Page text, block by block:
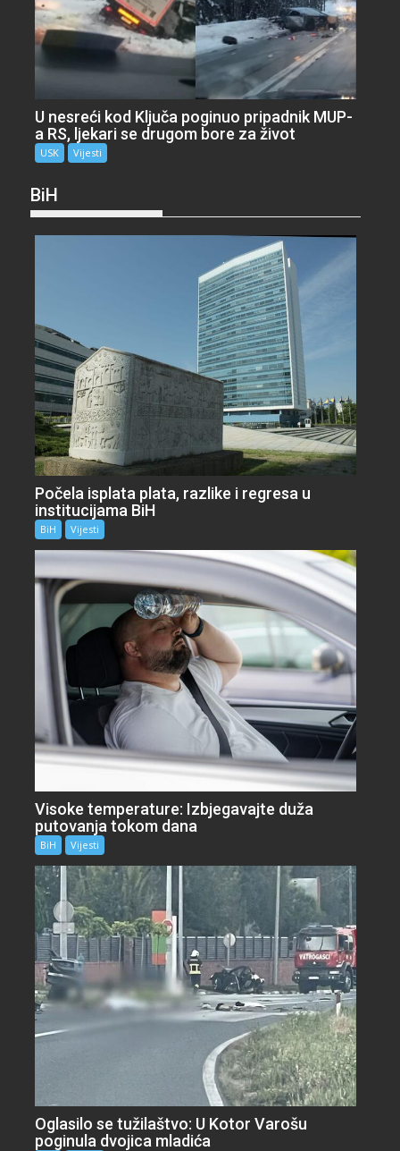
U nesreći kod Ključa poginuo pripadnik MUP-
a RS, ljekari se drugom bore za život
USK Vijesti
BiH
Počela isplata plata, razlike i regresa u
institucijama BiH
BiH Vijesti
Visoke temperature: Izbjegavajte duža
putovanja tokom dana
BiH Vijesti
Oglasilo se tužilaštvo: U Kotor Varošu
poginula dvojica mladića